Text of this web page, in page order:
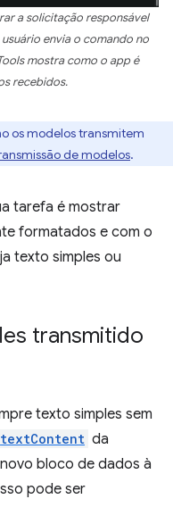
a solicitação responsável
envia o comando no
mostra como o app é
recebidos.
os modelos transmitem
de modelos.
tarefa é mostrar
formatados e com o
texto simples ou
transmitido
texto simples sem
textContent da
bloco de dados à
pode ser